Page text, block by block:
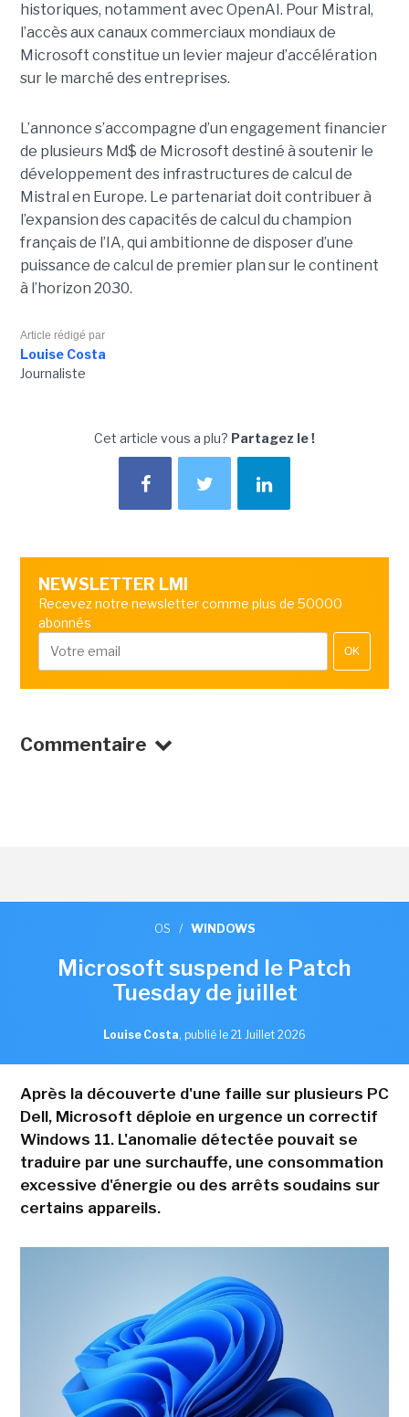
historiques, notamment avec OpenAI. Pour Mistral,
l’accès aux canaux commerciaux mondiaux de
Microsoft constitue un levier majeur d’accélération
sur le marché des entreprises.
L’annonce s’accompagne d’un engagement financier
de plusieurs Md$ de Microsoft destiné à soutenir le
développement des infrastructures de calcul de
Mistral en Europe. Le partenariat doit contribuer à
l’expansion des capacités de calcul du champion
français de l’IA, qui ambitionne de disposer d’une
puissance de calcul de premier plan sur le continent
à l’horizon 2030.
Article rédigé par
Louise Costa
Journaliste
Cet article vous a plu? Partagez le !
NEWSLETTER LMI
Recevez notre newsletter comme plus de 50000
abonnés
OK
Commentaire
OS / WINDOWS
Microsoft suspend le Patch
Tuesday de juillet
Louise Costa, publié le 21 Juillet 2026
Après la découverte d'une faille sur plusieurs PC
Dell, Microsoft déploie en urgence un correctif
Windows 11. L'anomalie détectée pouvait se
traduire par une surchauffe, une consommation
excessive d'énergie ou des arrêts soudains sur
certains appareils.